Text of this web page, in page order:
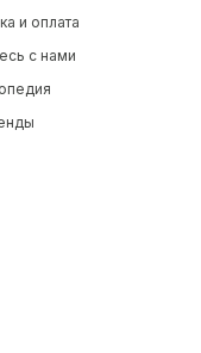
и оплата
с нами